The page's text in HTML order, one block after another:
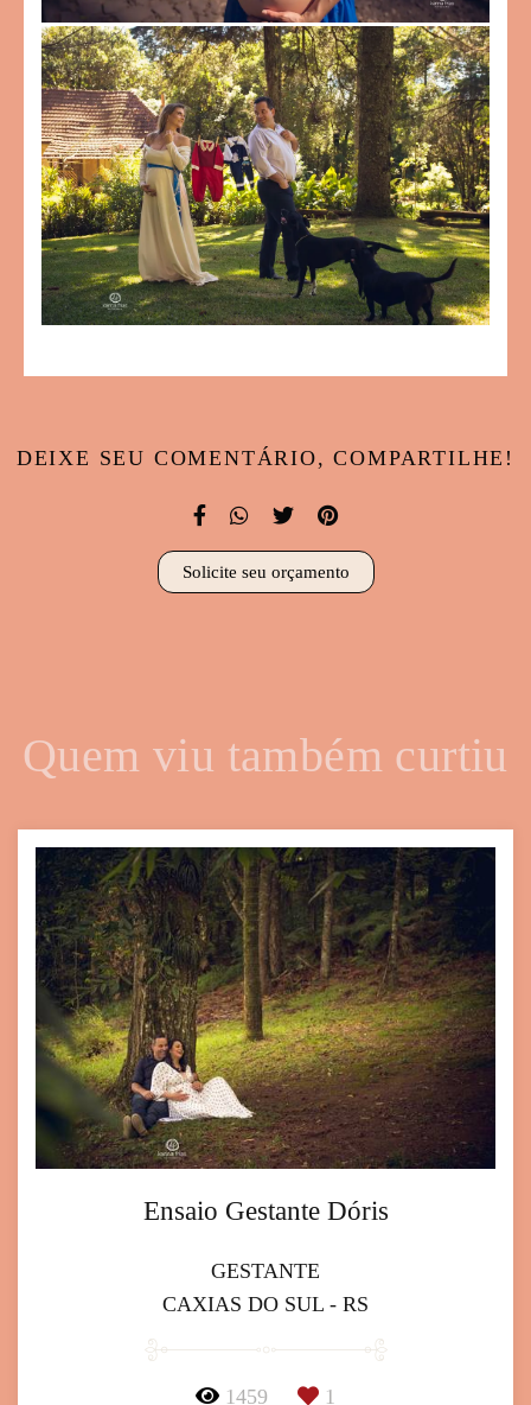
DEIXE SEU COMENTÁRIO, COMPARTILHE!
Solicite seu orçamento
Quem viu também curtiu
Ensaio Gestante Dóris
GESTANTE
CAXIAS DO SUL - RS
1459 1